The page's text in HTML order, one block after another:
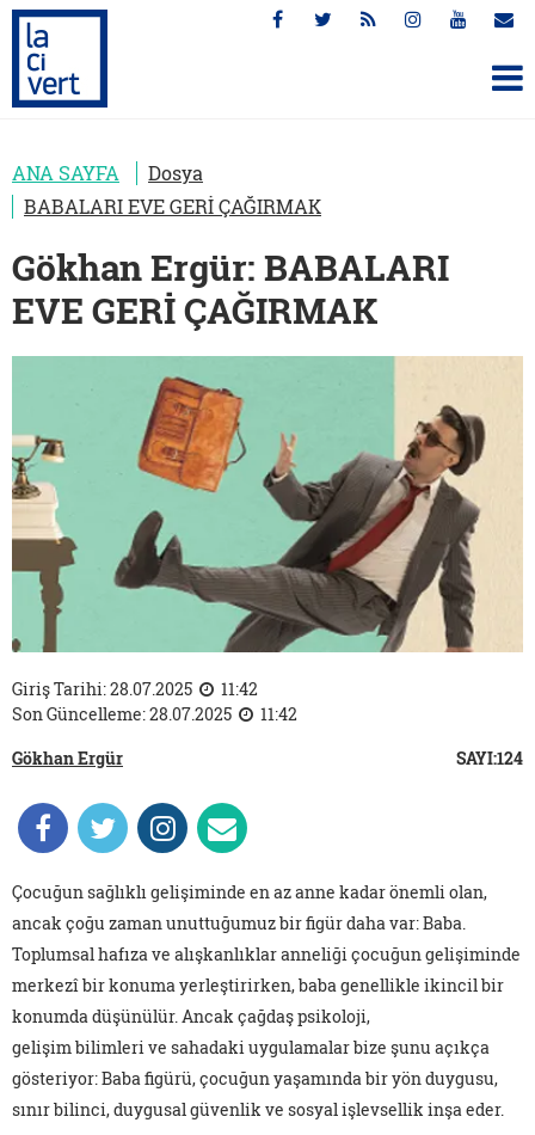
ANA SAYFA
Dosya
BABALARI EVE GERİ ÇAĞIRMAK
Gökhan Ergür: BABALARI
EVE GERİ ÇAĞIRMAK
Giriş Tarihi: 28.07.2025
11:42
Son Güncelleme: 28.07.2025
11:42
Gökhan Ergür
SAYI:124
Çocuğun sağlıklı gelişiminde en az anne kadar önemli olan,
ancak çoğu zaman unuttuğumuz bir figür daha var: Baba.
Toplumsal hafıza ve alışkanlıklar anneliği çocuğun gelişiminde
merkezî bir konuma yerleştirirken, baba genellikle ikincil bir
konumda düşünülür. Ancak çağdaş psikoloji,
gelişim bilimleri ve sahadaki uygulamalar bize şunu açıkça
gösteriyor: Baba figürü, çocuğun yaşamında bir yön duygusu,
sınır bilinci, duygusal güvenlik ve sosyal işlevsellik inşa eder.